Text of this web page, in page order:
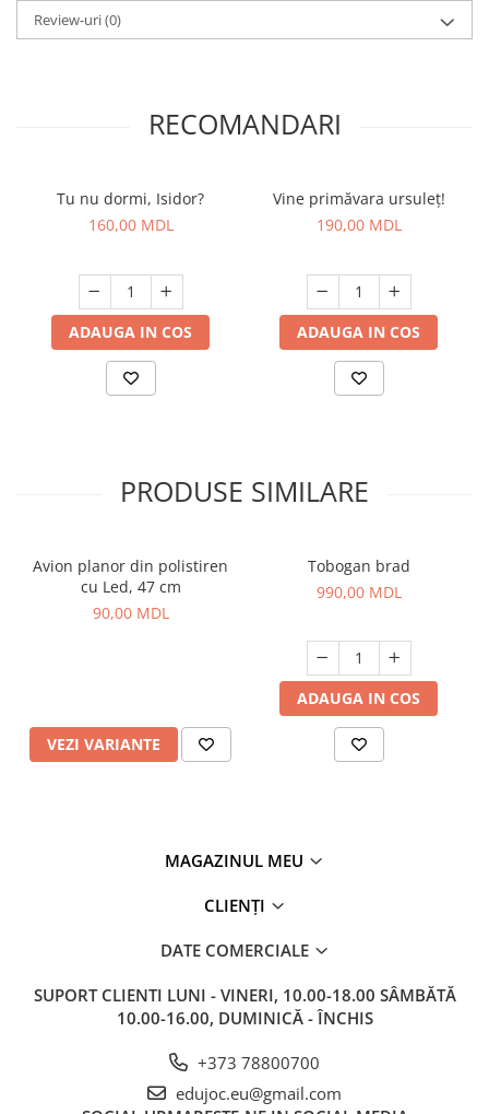
Review-uri(0)
RECOMANDARI
Tu nu dormi, Isidor?
160,00 MDL
ADAUGA IN COS
Vine primăvara ursuleț!
190,00 MDL
ADAUGA IN COS
PRODUSE SIMILARE
Avion planor din polistiren
cu Led, 47 cm
90,00 MDL
VEZI VARIANTE
Tobogan brad
990,00 MDL
ADAUGA IN COS
MAGAZINUL MEU
CLIENȚI
DATE COMERCIALE
SUPORT CLIENTI LUNI - VINERI, 10.00-18.00 SÂMBĂTĂ
10.00-16.00, DUMINICĂ - ÎNCHIS
+373 78800700
edujoc.eu@gmail.com